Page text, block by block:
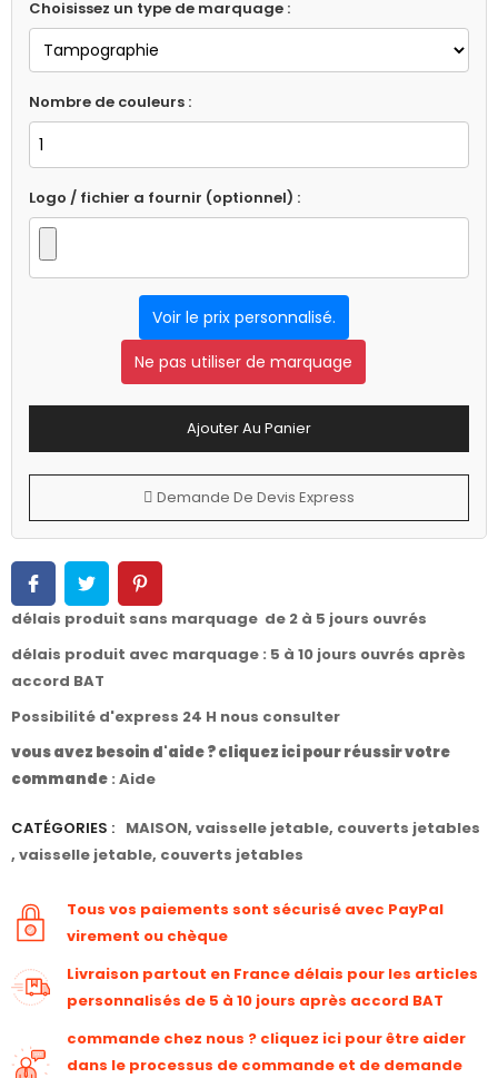
Choisissez un type de marquage :
Nombre de couleurs :
Logo / fichier a fournir (optionnel) :
Voir le prix personnalisé.
Ne pas utiliser de marquage
Ajouter Au Panier
Demande De Devis Express
délais produit sans marquage de 2 à 5 jours ouvrés
délais produit avec marquage : 5 à 10 jours ouvrés après
accord BAT
Possibilité d'express 24 H nous consulter
vous avez besoin d'aide ? cliquez ici pour réussir votre
commande : Aide
CATÉGORIES : MAISON, vaisselle jetable, couverts jetables
, vaisselle jetable, couverts jetables
Tous vos paiements sont sécurisé avec PayPal
virement ou chèque
Livraison partout en France délais pour les articles
personnalisés de 5 à 10 jours après accord BAT
commande chez nous ? cliquez ici pour être aider
dans le processus de commande et de demande